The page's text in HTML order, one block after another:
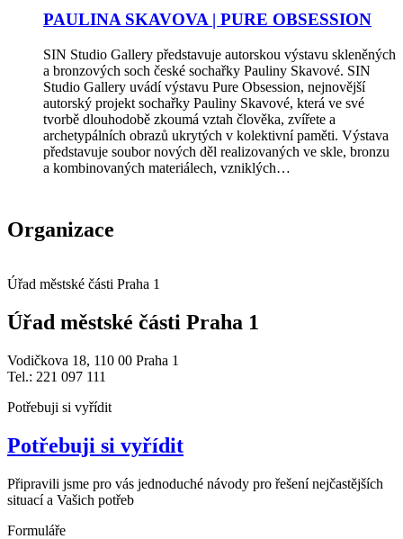
PAULINA SKAVOVA | PURE OBSESSION
SIN Studio Gallery představuje autorskou výstavu skleněných
a bronzových soch české sochařky Pauliny Skavové. SIN
Studio Gallery uvádí výstavu Pure Obsession, nejnovější
autorský projekt sochařky Pauliny Skavové, která ve své
tvorbě dlouhodobě zkoumá vztah člověka, zvířete a
archetypálních obrazů ukrytých v kolektivní paměti. Výstava
představuje soubor nových děl realizovaných ve skle, bronzu
a kombinovaných materiálech, vzniklých…
Organizace
Úřad městské části Praha 1
Úřad městské části Praha 1
Vodičkova 18, 110 00 Praha 1
Tel.: 221 097 111
Potřebuji si vyřídit
Potřebuji si vyřídit
Připravili jsme pro vás jednoduché návody pro řešení nejčastějších
situací a Vašich potřeb
Formuláře